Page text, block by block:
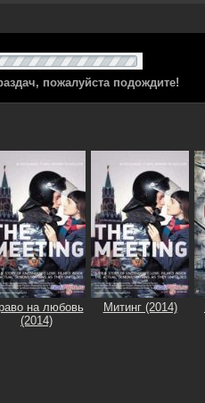
пожалуйста подождите!
на любовь
(2014)
Митинг (2014)